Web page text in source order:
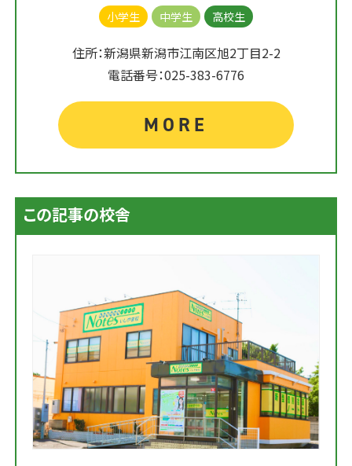
小学生 中学生 高校生
住所：新潟県新潟市江南区旭2丁目2-2
電話番号：025-383-6776
MORE
この記事の校舎